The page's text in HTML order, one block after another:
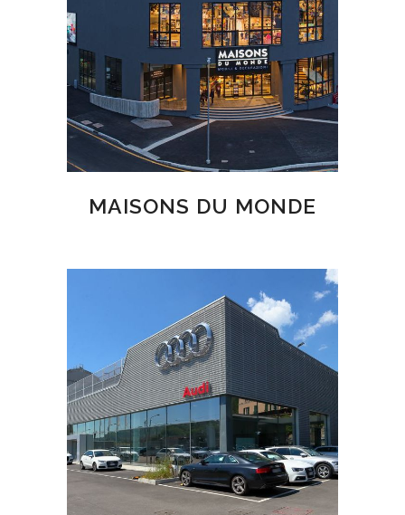
MAISONS DU MONDE